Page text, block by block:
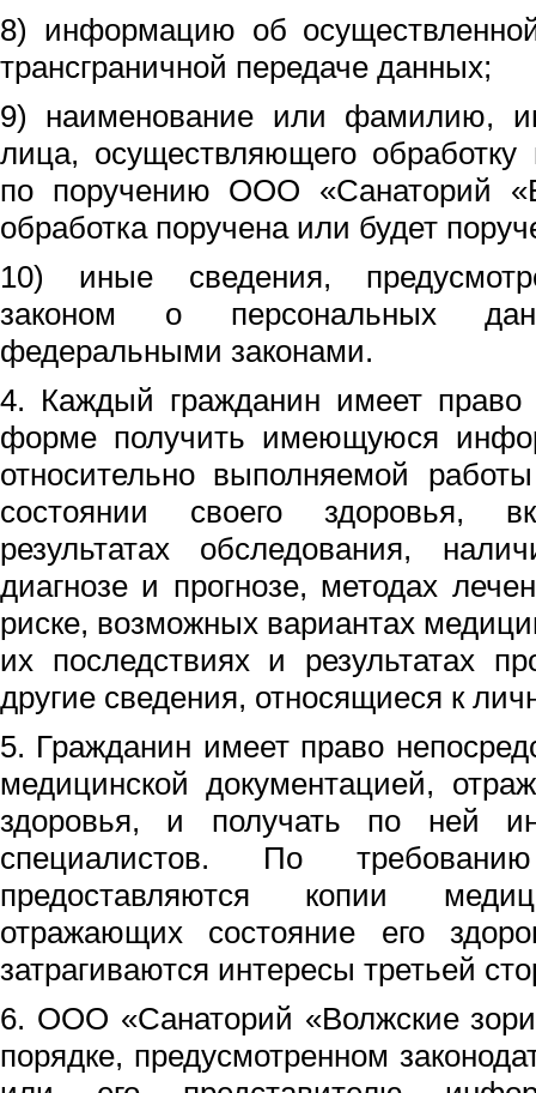
8) информацию об
трансграничной передаче данных;
9) наименование или фамилию,
лица, осуществляющего
по поручению ООО «Санаторий
обработка поручена или будет
10) иные сведения,
законом о персональных
федеральными законами.
4. Каждый гражданин имеет право
форме получить имеющуюся
относительно выполняемой
состоянии своего здоровья,
результатах обследования,
диагнозе и прогнозе, методах
риске, возможных вариантах
их последствиях и результатах
другие сведения, относящиеся к
5. Гражданин имеет право
медицинской документацией,
здоровья, и получать по ней
специалистов. По
предоставляются копии
отражающих состояние его
затрагиваются интересы третьей
6. ООО «Санаторий «Волжские
порядке, предусмотренном